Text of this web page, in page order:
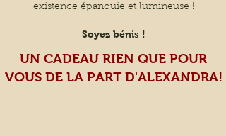
existence épanouie et lumineuse !
Soyez bénis !
UN CADEAU RIEN QUE POUR
VOUS DE LA PART D'ALEXANDRA!